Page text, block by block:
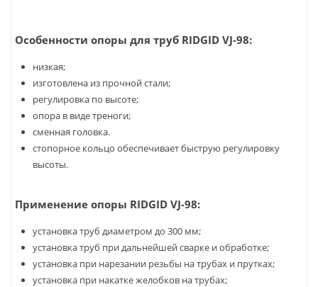
Особенности опоры для труб RIDGID VJ-98:
низкая;
изготовлена из прочной стали;
регулировка по высоте;
опора в виде треноги;
сменная головка.
стопорное кольцо обеспечивает быструю регулировку
высоты.
Применение опоры RIDGID VJ-98:
установка труб диаметром до 300 мм;
установка труб при дальнейшей сварке и обработке;
установка при нарезании резьбы на трубах и прутках;
установка при накатке желобков на трубах;